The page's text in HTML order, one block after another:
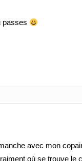
passes
avec mon
où se trouve le